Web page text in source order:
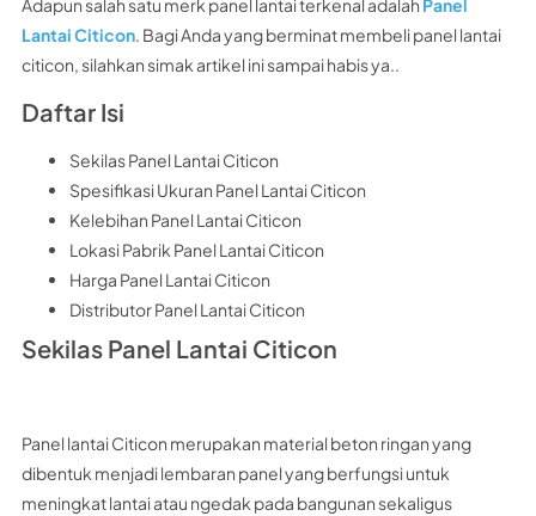
Adapun salah satu merk panel lantai terkenal adalah Panel
Lantai Citicon. Bagi Anda yang berminat membeli panel lantai
citicon, silahkan simak artikel ini sampai habis ya..
Daftar Isi
Sekilas Panel Lantai Citicon
Spesifikasi Ukuran Panel Lantai Citicon
Kelebihan Panel Lantai Citicon
Lokasi Pabrik Panel Lantai Citicon
Harga Panel Lantai Citicon
Distributor Panel Lantai Citicon
Sekilas Panel Lantai Citicon
Panel lantai Citicon merupakan material beton ringan yang
dibentuk menjadi lembaran panel yang berfungsi untuk
meningkat lantai atau ngedak pada bangunan sekaligus